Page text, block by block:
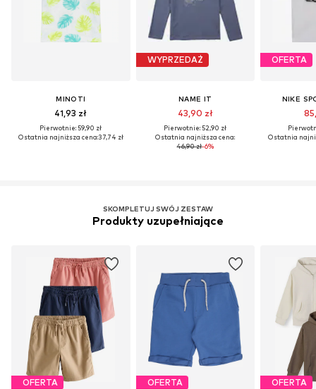
MINOTI
41,93 zł
Pierwotnie: 59,90 zł
Ostatnia najniższa cena:37,74 zł
WYPRZEDAŻ
NAME IT
43,90 zł
Pierwotnie: 52,90 zł
Ostatnia najniższa cena:
46,90 zł-6%
OFERTA
NIKE
Ostatnia
SKOMPLETUJ SWÓJ ZESTAW
Produkty uzupełniające
OFERTA OFERTA OFERTA